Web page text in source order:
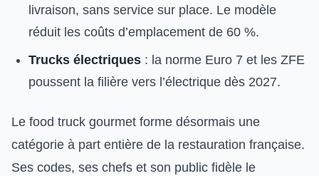
livraison, sans service sur place. Le modèle
réduit les coûts d’emplacement de 60 %.
Trucks électriques : la norme Euro 7 et les ZFE
poussent la filière vers l’électrique dès 2027.
Le food truck gourmet forme désormais une
catégorie à part entière de la restauration française.
Ses codes, ses chefs et son public fidèle le